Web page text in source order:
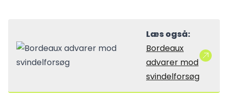
Læs også:
Bordeaux
advarer mod
svindelforsøg